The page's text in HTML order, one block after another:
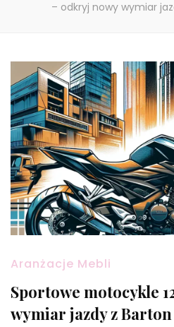
– odkryj nowy wymiar
Aranżacje Mebli
Sportowe motocykle
wymiar jazdy z